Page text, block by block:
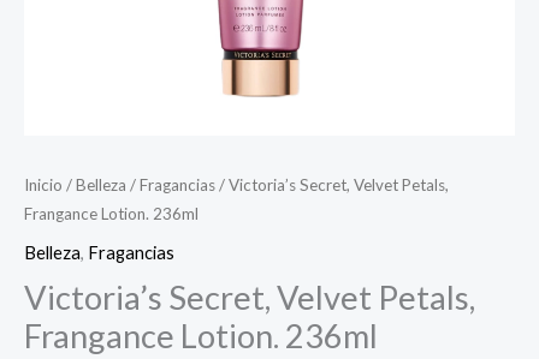
Inicio /Belleza /Fragancias/ Victoria’s Secret, Velvet Petals,
Frangance Lotion. 236ml
Belleza, Fragancias
Victoria’s Secret, Velvet Petals,
Frangance Lotion. 236ml